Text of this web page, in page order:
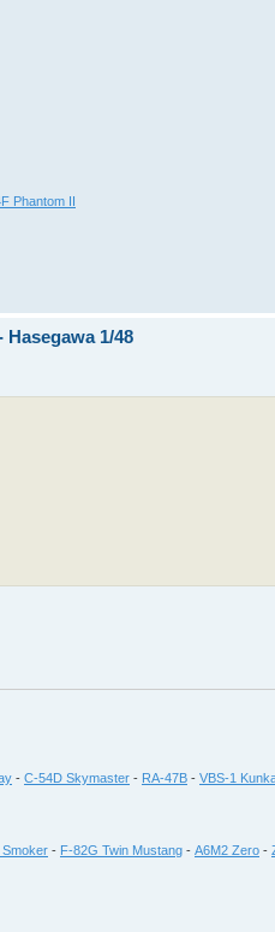
Phantom II
1/48
- C-54D Skymaster - RA-47B - VBS-1
Smoker - F-82G Twin Mustang - A6M2 Zero -